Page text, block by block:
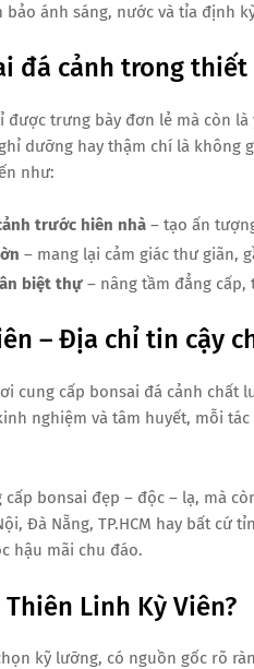
bảo ánh sáng, nước và tỉa định
đá cảnh trong
được trưng bày đơn lẻ mà còn
dưỡng hay thậm chí là không
như:
trước hiên nhà – tạo ấn
– mang lại cảm giác thư giãn,
biệt thự – nâng tầm đẳng
– Địa chỉ tin cậy
cung cấp bonsai đá cảnh chất
nghiệm và tâm huyết, mỗi
cấp bonsai đẹp – độc – lạ, mà
Đà Nẵng, TP.HCM hay bất cứ
hậu mãi chu đáo.
Linh Kỳ Viên?
kỹ lưỡng, có nguồn gốc rõ